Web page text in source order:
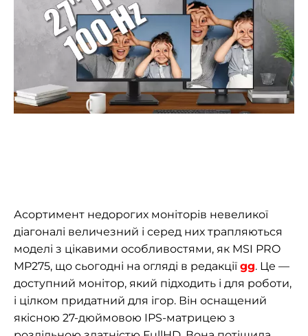
Асортимент недорогих моніторів невеликої
діагоналі величезний і серед них трапляються
моделі з цікавими особливостями, як MSI PRO
MP275, що сьогодні на огляді в редакції gg. Це —
доступний монітор, який підходить і для роботи,
і цілком придатний для ігор. Він оснащений
якісною 27-дюймовою IPS-матрицею з